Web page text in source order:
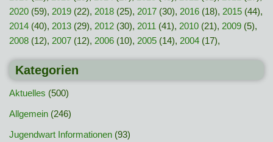
2020 (59), 2019 (22), 2018 (25), 2017 (30), 2016 (18), 2015 (44),
2014 (40), 2013 (29), 2012 (30), 2011 (41), 2010 (21), 2009 (5),
2008 (12), 2007 (12), 2006 (10), 2005 (14), 2004 (17),
Kategorien
Aktuelles (500)
Allgemein (246)
Jugendwart Informationen (93)